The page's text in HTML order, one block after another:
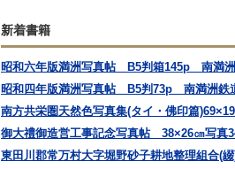
新着書籍
昭和六年版満洲写真帖 B5判箱145p 南満
昭和四年版満洲写真帖 B5判73p 南満洲鉄
南方共栄圏天然色写真集(タイ・佛印篇
御大禮御造営工事記念写真帖 38×26㎝
東田川郡常万村大字堀野砂子耕地整理組合